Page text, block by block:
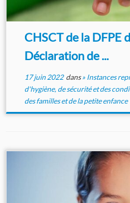
CHSCT de la DFPE
Déclaration de ...
17 juin 2022dans» Instances
d'hygiène, de sécurité et des
des familles et de la petite enfance